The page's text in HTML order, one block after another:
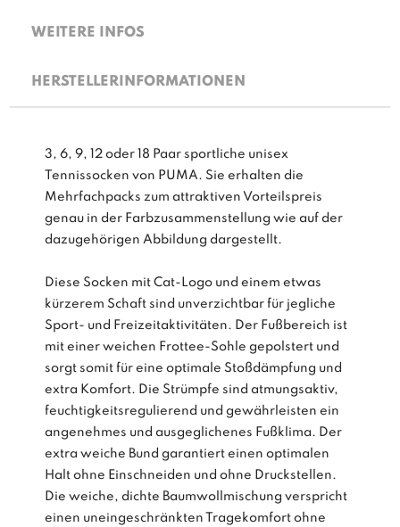
WEITERE INFOS
HERSTELLERINFORMATIONEN
3, 6, 9, 12 oder 18 Paar sportliche unisex
Tennissocken von PUMA. Sie erhalten die
Mehrfachpacks zum attraktiven Vorteilspreis
genau in der Farbzusammenstellung wie auf der
dazugehörigen Abbildung dargestellt.
Diese Socken mit Cat-Logo und einem etwas
kürzerem Schaft sind unverzichtbar für jegliche
Sport- und Freizeitaktivitäten. Der Fußbereich ist
mit einer weichen Frottee-Sohle gepolstert und
sorgt somit für eine optimale Stoßdämpfung und
extra Komfort. Die Strümpfe sind atmungsaktiv,
feuchtigkeitsregulierend und gewährleisten ein
angenehmes und ausgeglichenes Fußklima. Der
extra weiche Bund garantiert einen optimalen
Halt ohne Einschneiden und ohne Druckstellen.
Die weiche, dichte Baumwollmischung verspricht
einen uneingeschränkten Tragekomfort ohne